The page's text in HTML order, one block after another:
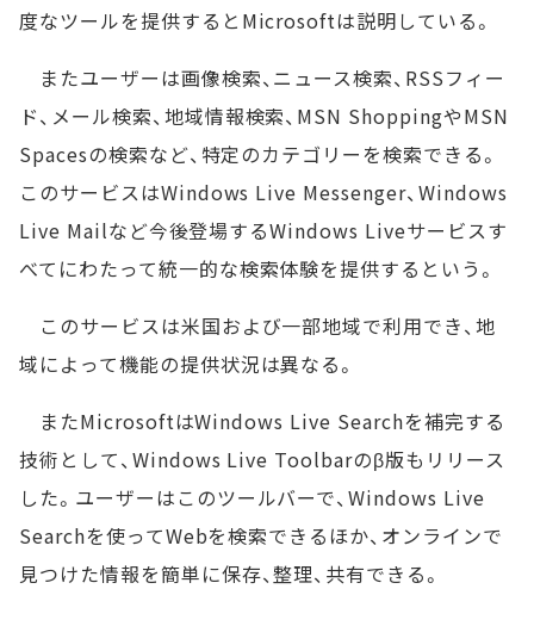
度なツールを提供するとMicrosoftは説明している。
またユーザーは画像検索、ニュース検索、RSSフィー
ド、メール検索、地域情報検索、MSN ShoppingやMSN
Spacesの検索など、特定のカテゴリーを検索できる。
このサービスはWindows Live Messenger、Windows
Live Mailなど今後登場するWindows Liveサービスす
べてにわたって統一的な検索体験を提供するという。
このサービスは米国および一部地域で利用でき、地
域によって機能の提供状況は異なる。
またMicrosoftはWindows Live Searchを補完する
技術として、Windows Live Toolbarのβ版もリリース
した。ユーザーはこのツールバーで、Windows Live
Searchを使ってWebを検索できるほか、オンラインで
見つけた情報を簡単に保存、整理、共有できる。